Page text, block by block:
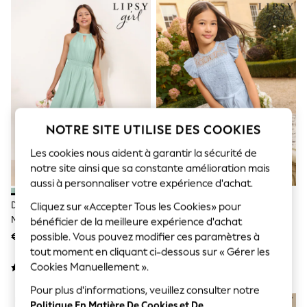
Sunglasses
Men's Holiday Shop
All Swimwear
Accessories
Bags & Luggage
Footwear
Hats
Linen Collection
Loafers
Sandals & Flipflops
Shirts
Shorts
Sunglasses
T-Shirts
Boys Holiday Shop
All Swimwear
Ponchos & Toweling sets
Sun Hats & Caps
Polo Shirts
Sandals & Sliders
Shirts
Découpe Verte - Lipsy Ourlet
Mouchoir Licol Occasion Robe (5-
16yrs)
€ 46 - € 55
Bleu - Combinaison Lipsy Plissée
En Dentelle Sur Le Devant (7-
16ans)
€ 66 - € 75
NOUVEAUTÉS
NOTRE SITE UTILISE DES COOKIES
Les cookies nous aident à garantir la sécurité de
notre site ainsi que sa constante amélioration mais
aussi à personnaliser votre expérience d'achat.
Cliquez sur «Accepter Tous les Cookies» pour
bénéficier de la meilleure expérience d'achat
possible. Vous pouvez modifier ces paramètres à
tout moment en cliquant ci-dessous sur « Gérer les
Cookies Manuellement ».
Pour plus d'informations, veuillez consulter notre